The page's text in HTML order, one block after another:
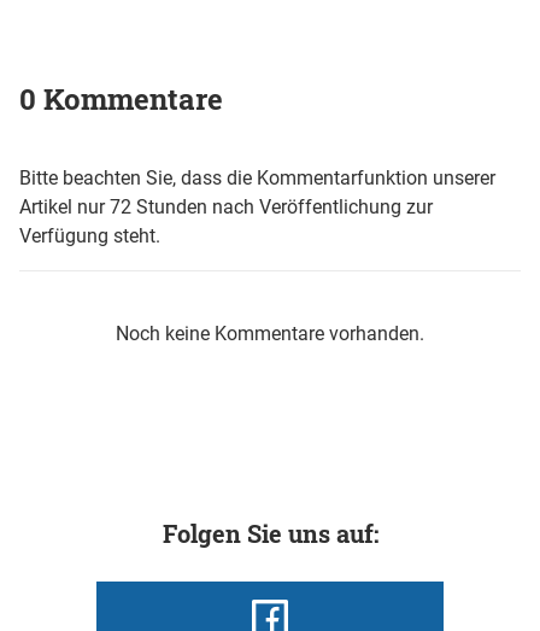
0 Kommentare
Bitte beachten Sie, dass die Kommentarfunktion unserer
Artikel nur 72 Stunden nach Veröffentlichung zur
Verfügung steht.
Noch keine Kommentare vorhanden.
Folgen Sie uns auf: